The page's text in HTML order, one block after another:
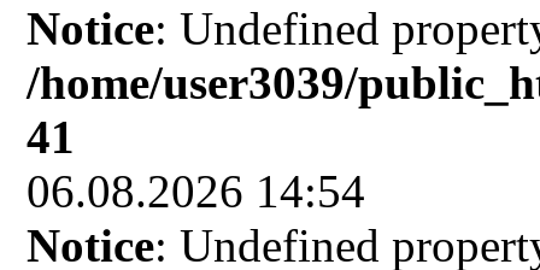
Notice: Undefined
/home/user3039/
41
06.08.2026 14:54
Notice: Undefined